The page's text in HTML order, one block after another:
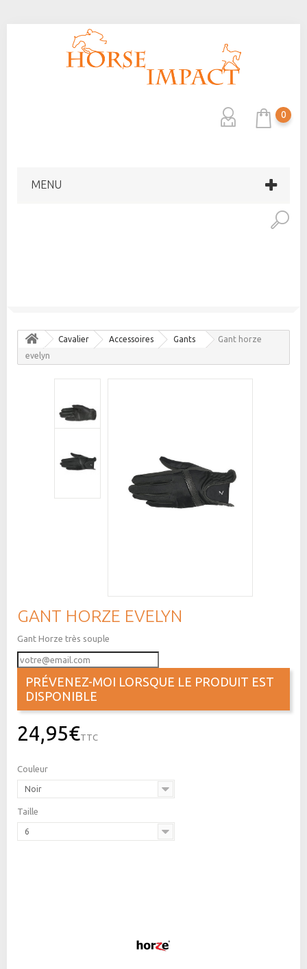
0
MENU
Cavalier Accessoires Gants
Gant horze
evelyn
GANT HORZE EVELYN
Gant Horze très souple
PRÉVENEZ-MOI LORSQUE LE PRODUIT EST
DISPONIBLE
24,95€TTC
Couleur
Noir
Taille
6